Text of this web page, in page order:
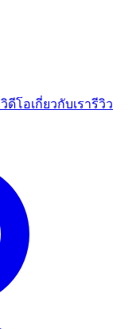
วิดีโอเกี่ยวกับเรารีวิว